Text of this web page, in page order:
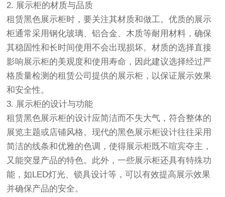
2. 展示柜的材质与品质
租赁黑色展示柜时，要关注其材质和做工。优质的展示
柜通常采用钢化玻璃、铝合金、木质等耐用材料，确保
其稳固性和长时间使用不会出现损坏。材质的选择直接
影响展示柜的美观度和使用寿命，因此建议选择经过严
格质量检测的租赁公司提供的展示柜，以保证展示效果
和安全性。
3. 展示柜的设计与功能
租赁黑色展示柜的设计应简洁而不失大气，符合整体的
展览主题或店铺风格。现代的黑色展示柜设计往往采用
简洁的线条和优雅的色调，使得展示柜既不喧宾夺主，
又能突显产品的特色。此外，一些展示柜还具有特殊功
能，如LED灯光、锁具设计等，可以有效提高展示效果
并确保产品的安全。